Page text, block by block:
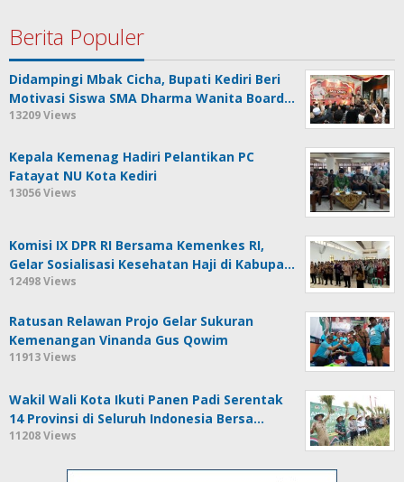
Berita Populer
Didampingi Mbak Cicha, Bupati Kediri Beri
Motivasi Siswa SMA Dharma Wanita Board…
13209 Views
Kepala Kemenag Hadiri Pelantikan PC
Fatayat NU Kota Kediri
13056 Views
Komisi IX DPR RI Bersama Kemenkes RI,
Gelar Sosialisasi Kesehatan Haji di Kabupa…
12498 Views
Ratusan Relawan Projo Gelar Sukuran
Kemenangan Vinanda Gus Qowim
11913 Views
Wakil Wali Kota Ikuti Panen Padi Serentak
14 Provinsi di Seluruh Indonesia Bersa…
11208 Views